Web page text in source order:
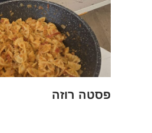
פסטה רוזה